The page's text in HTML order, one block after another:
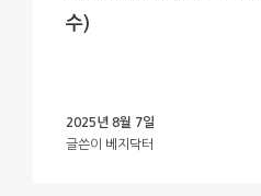
수)
2025년 8월 7일
글쓴이 베지닥터